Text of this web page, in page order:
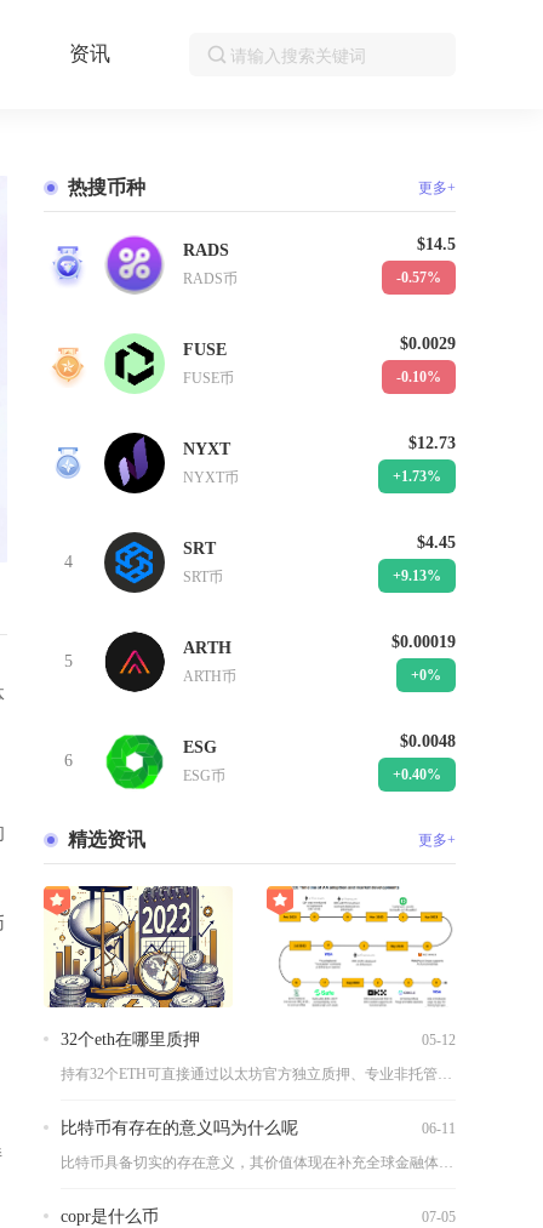
资讯
热搜币种 更多+
1
RADS
RADS币
$14.5
-0.57%
2
FUSE
FUSE币
$0.0029
-0.10%
3
NYXT
NYXT币
$12.73
+1.73%
4
SRT
SRT币
$4.45
+9.13%
5
ARTH
ARTH币
$0.00019
+0%
6
ESG
ESG币
$0.0048
+0.40%
精选资讯 更多+
32个eth在哪里质押 05-12
持有32个ETH可直接通过以太坊官方独立质押、专业非托管矿池...
比特币有存在的意义吗为什么呢 06-11
比特币具备切实的存在意义，其价值体现在补充全球金融体系短板、...
copr是什么币 07-05